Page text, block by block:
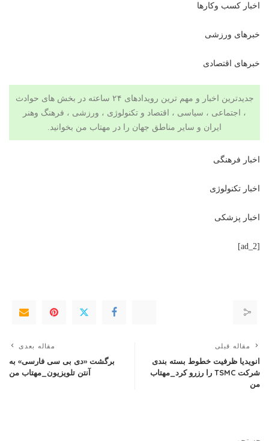
اخبار کسب وکارها
خبرهای ورزشی
خبرهای اقتصادی
جدیدترین اخبار و مهم ترین رویدادهای ۲۴ ساعته در بخش های حوادث
، اجتماعی ، سیاسی ، اقتصاد و تکنولوژی ، ورزشی ، فرهنگ وهنر
ایران و سایر مناطق جهان را در مهتاب من بخوانید.
اخبار فرهنگی
اخبار تکنولوژی
اخبار پزشکی
[ad_2]
مقاله قبلی
انویدیا ظرفیت خطوط بسته بندی
شرکت TSMC را رزرو کرد_مهتاب
من
مقاله بعدی
برگشت «دی‌ بی‌ سی فارسی» به
آنتن تلویزیون_مهتاب من